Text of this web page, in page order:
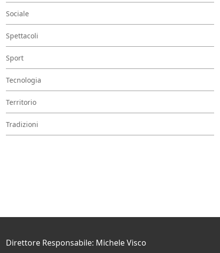
Sociale
Spettacoli
Sport
Tecnologia
Territorio
Tradizioni
Direttore Responsabile: Michele Visco